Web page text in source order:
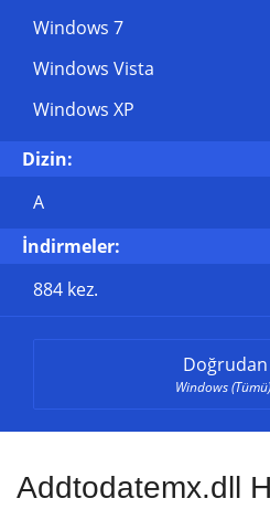
Windows 7
Windows Vista
Windows XP
Dizin:
A
İndirmeler:
884 kez.
Windows
Addtodatemx.dll